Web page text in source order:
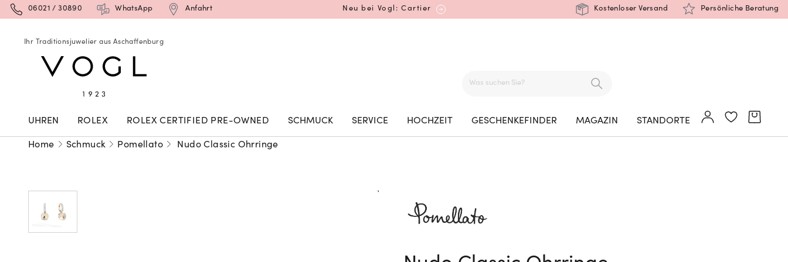
06021 / 30890 WhatsApp Anfahrt Neu bei Vogl: Cartier
Mehr erfahren: Ikonische Uhren von Cartier
Neu bei Vogl: Uhren von Grand Seiko
Kostenloser Versand Persönliche Beratung
Ihr Traditionsjuwelier aus Aschaffenburg
UHREN ROLEX ROLEX CERTIFIED PRE-OWNED SCHMUCK SERVICE HOCHZEIT GESCHENKEFINDER MAGAZIN STANDORTE
Home Schmuck Pomellato Nudo Classic Ohrringe